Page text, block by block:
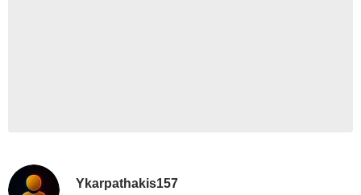
Ykarpathakis157